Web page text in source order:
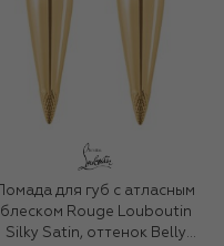
Помада для губ с атласным
блеском Rouge Louboutin
Silky Satin, оттенок Belly